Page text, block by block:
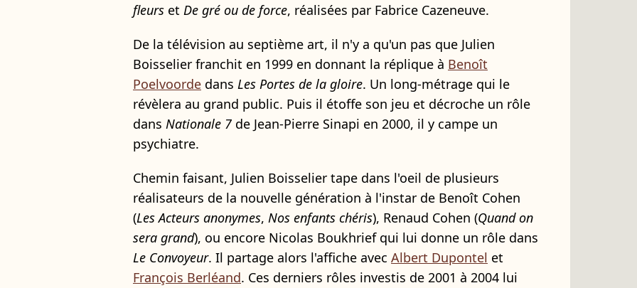
fleurs et De gré ou de force, réalisées par Fabrice Cazeneuve.
De la télévision au septième art, il n'y a qu'un pas que Julien
Boisselier franchit en 1999 en donnant la réplique à Benoît
Poelvoorde dans Les Portes de la gloire. Un long-métrage qui le
révèlera au grand public. Puis il étoffe son jeu et décroche un rôle
dans Nationale 7 de Jean-Pierre Sinapi en 2000, il y campe un
psychiatre.
Chemin faisant, Julien Boisselier tape dans l'oeil de plusieurs
réalisateurs de la nouvelle génération à l'instar de Benoît Cohen
(Les Acteurs anonymes, Nos enfants chéris), Renaud Cohen (Quand on
sera grand), ou encore Nicolas Boukhrief qui lui donne un rôle dans
Le Convoyeur. Il partage alors l'affiche avec Albert Dupontel et
François Berléand. Ces derniers rôles investis de 2001 à 2004 lui